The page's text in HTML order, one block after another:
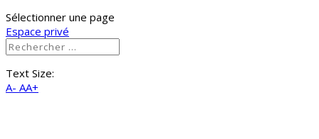
Sélectionner une page
Espace privé
Text Size:
A- AA+